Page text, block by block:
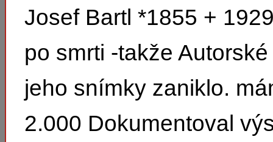
Josef Bartl *1855 +
po smrti -takže
jeho snímky zaniklo.
2.000 Dokumentoval